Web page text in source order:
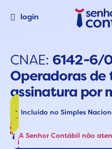
login
CNAE: 6142-6/
Operadoras de
assinatura por
Incluído no Simples
A Senhor Contábil não